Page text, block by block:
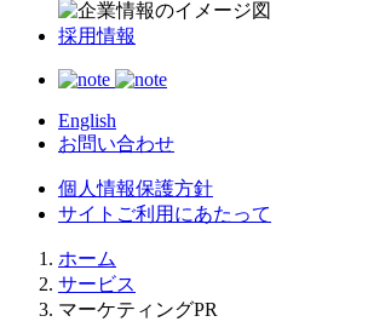
採用情報
English
お問い合わせ
個人情報保護方針
サイトご利用にあたって
ホーム
サービス
マーケティングPR